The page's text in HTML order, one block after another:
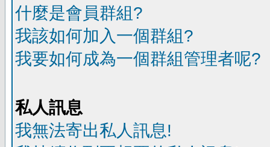
什麼是會員群組?
我該如何加入一個群組?
我要如何成為一個群組管理者呢?
私人訊息
我無法寄出私人訊息!